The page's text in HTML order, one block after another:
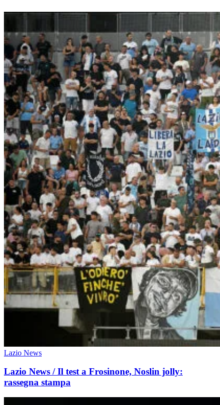
Lazio News
Lazio News / Il test a Frosinone, Noslin jolly:
rassegna stampa